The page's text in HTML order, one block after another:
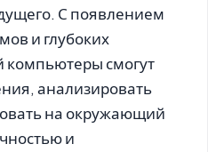
С появлением
и глубоких
компьютеры смогут
анализировать
на окружающий
и